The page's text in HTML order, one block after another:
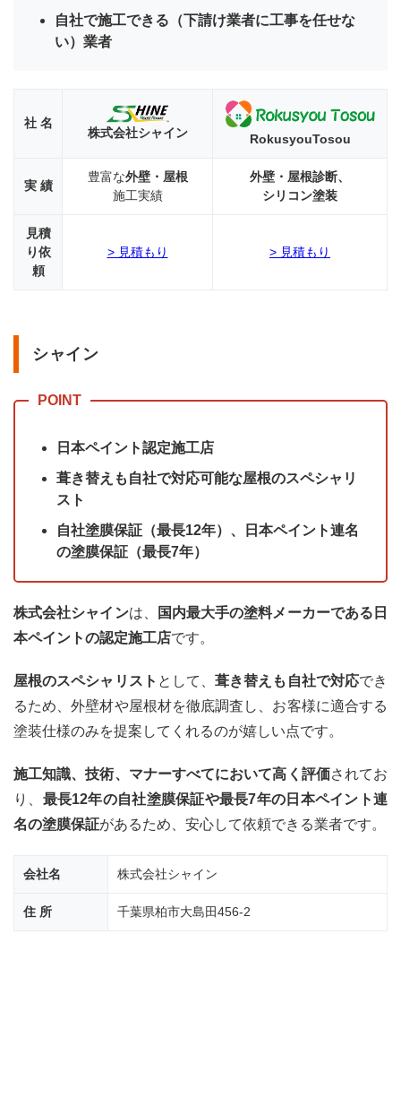
ぶポ
る塗
装業
探す
工事
実際
の現
確認
して
える
業者
を探
す
優良
業者
相見
りは
4
柏市
壁塗
屋根
塗装
自社で施工できる（下請け業者に工事を任せな
い）業者
社 名
株式会社シャイン RokusyouTosou
実 績
豊富な外壁・屋根
施工実績
外壁・屋根診断、
シリコン塗装
見積
り依
頼
> 見積もり > 見積もり
シャイン
日本ペイント認定施工店
葺き替えも自社で対応可能な屋根のスペシャリ
スト
自社塗膜保証（最長12年）、日本ペイント連名
の塗膜保証（最長7年）
株式会社シャインは、
国内最大手の塗料メーカーである日
本ペイントの認定施工店です。
屋根のスペシャリスト として、葺き替えも自社で対応でき
るため、外壁材や屋根材を徹底調査し、お客様に適合する
塗装仕様のみを提案してくれるのが嬉しい点です。
施工知識、技術、マナーすべてにおいて高く評価されてお
り、 最長12年の自社塗膜保証や最長7年の日本ペイント連
名の塗膜保証があるため、安心して依頼できる業者です。
会社名 株式会社シャイン
住 所 千葉県柏市大島田456-2